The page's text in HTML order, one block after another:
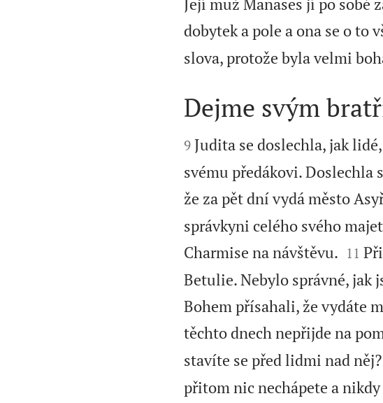
Její muž Manases jí po sobě
dobytek a pole a ona se o to
slova, protože byla velmi

Dejme svým

9 Judita se doslechla, jak
svému předákovi. Doslechla
že za pět dní vydá město
správkyni celého svého
Charmise na návštěvu.
11
Betulie. Nebylo správné, jak
Bohem přísahali, že vydáte
těchto dnech nepřijde na
stavíte se před lidmi nad něj?
přitom nic nechápete a